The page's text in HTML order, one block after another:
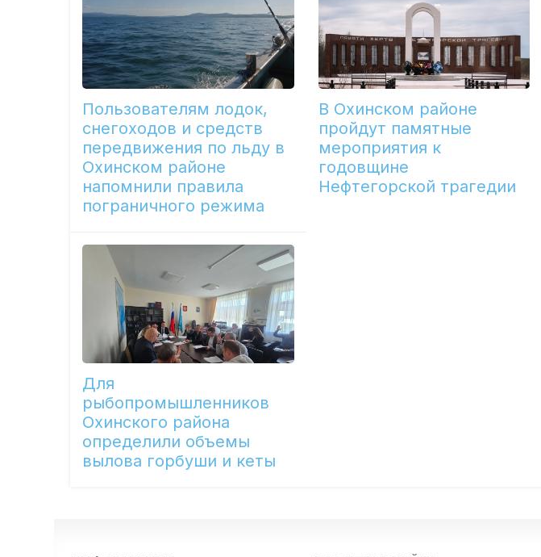
Пользователям лодок,
снегоходов и средств
передвижения по льду в
Охинском районе
напомнили правила
пограничного режима
В Охинском районе
пройдут памятные
мероприятия к
годовщине
Нефтегорской трагедии
Для
рыбопромышленников
Охинского района
определили объемы
вылова горбуши и кеты